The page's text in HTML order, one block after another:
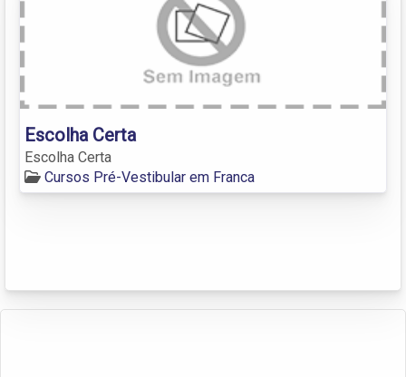
Escolha Certa
Escolha Certa
Cursos Pré-Vestibular em Franca